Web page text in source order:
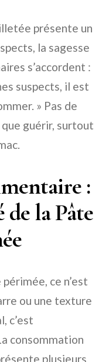
présente un
la sagesse
s’accordent :
suspects, il est
» Pas de
guérir, surtout
:
de la Pâte
ce n’est
ou une texture
c’est
consommation
plusieurs